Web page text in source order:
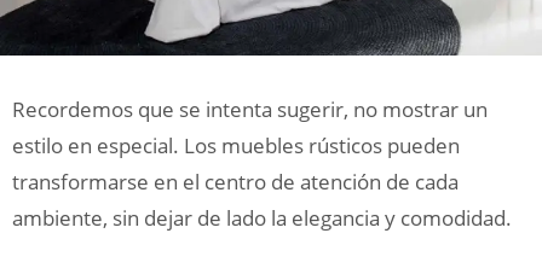
Recordemos que se intenta sugerir, no mostrar un
estilo en especial. Los muebles rústicos pueden
transformarse en el centro de atención de cada
ambiente, sin dejar de lado la elegancia y comodidad.